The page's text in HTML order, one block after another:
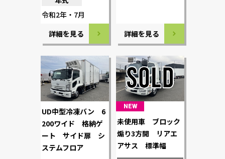
令和2年・7月
詳細を見る
詳細を見る
UD中型冷凍バン 6
200ワイド 格納ゲ
ート サイド扉 シ
ステムフロア
NEW
未使用車 ブロック
煽り3方開 リアエ
アサス 標準幅